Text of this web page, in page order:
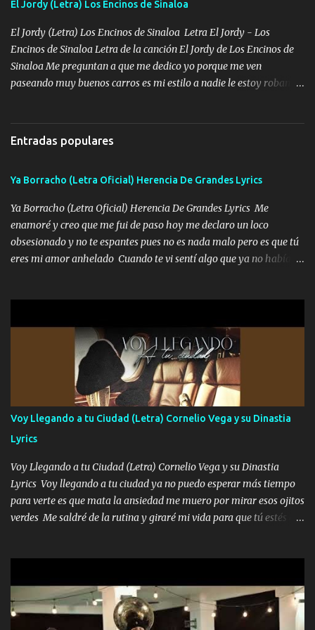
chile quisiera ser menos de ti dependiente la pinche tristeza me
encierra princesa tu sabes que nunca saldras de mi mente Ella era
la peligro...
El Jordy (Letra) Los Encinos de Sinaloa
El Jordy (Letra) Los Encinos de Sinaloa Letra El Jordy - Los
Encinos de Sinaloa Letra de la canción El Jordy de Los Encinos de
Sinaloa Me preguntan a que me dedico yo porque me ven
paseando muy buenos carros es mi estilo a nadie le estoy robando
miraban trabajando la escuela dejé el dinero estaba escaso Mi
familia que nunca les falte nada es la gran razón que a diario me
mi esposa no se ra'ja Música Me rodearon y la puerta me
tumbaron prisionero en caliente me llevaron me achacaba cargos
que estaban muy raros me gritaba a donde tienes el clavo Yo me
enfiesto me gusta vivir en grande más me cuido me gusta ser
responsable hay rateros envidiosos que no falten mi dios es grande
me cuida de las maldades Pa el equipo aquí le mando un abrazo
Entradas populares
Ya Borracho (Letra Oficial) Herencia De Grandes Lyrics
Ya Borracho (Letra Oficial) Herencia De Grandes Lyrics Me
enamoré y creo que me fui de paso hoy me declaro un loco
obsesionado y no te espantes pues no es nada malo pero es que tú
eres mi amor anhelado Cuando te vi sentí algo que ya no había
cariño de mi alma Que pa febrero vendré frente a ti con mis
preguntas y digas que sí hacernos novios y verte feliz y muy
contenta como yo por ti Música Pregúntame qué es lo que me
enamora pa describirte unas cuantas horas también pregunta que
quiero contigo que seas dichosa al estar conmigo Y ya borracho
contéstame la llamada pa dedicarte unas bonitas palabras así
borracho me animo a decirte todo y puedo describirlo mucho que
me encantes Decirte que me siento muy feliz y emocionado por
tenerte aquí espero que quiera...
Voy Llegando a tu Ciudad (Letra) Cornelio Vega y su Dinastia
Lyrics
Voy Llegando a tu Ciudad (Letra) Cornelio Vega y su Dinastia
Lyrics Voy llegando a tu ciudad ya no puedo esperar más tiempo
para verte es que mata la ansiedad me muero por mirar esos ojitos
verdes Me saldré de la rutina y giraré mi vida para que tú estés en
solo yo tendre el candado 🔒 del amor ❤️ Música Mil y un besos
para dar ya estando en tu ciudad no habrá quien lo detenga si las
copas van de más vayamos a un lugar y cerremos las puertas